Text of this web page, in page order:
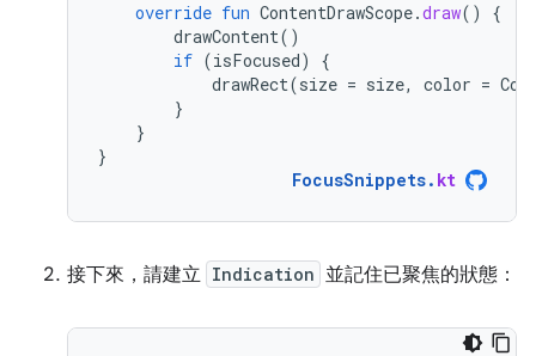
override fun ContentDrawScope.draw()
{
drawContent()
if (isFocused)
{
drawRect(size = size, color =
}
}
}
FocusSnippets. kt
接下來，請建立 Indication 並記住已聚焦的狀態：